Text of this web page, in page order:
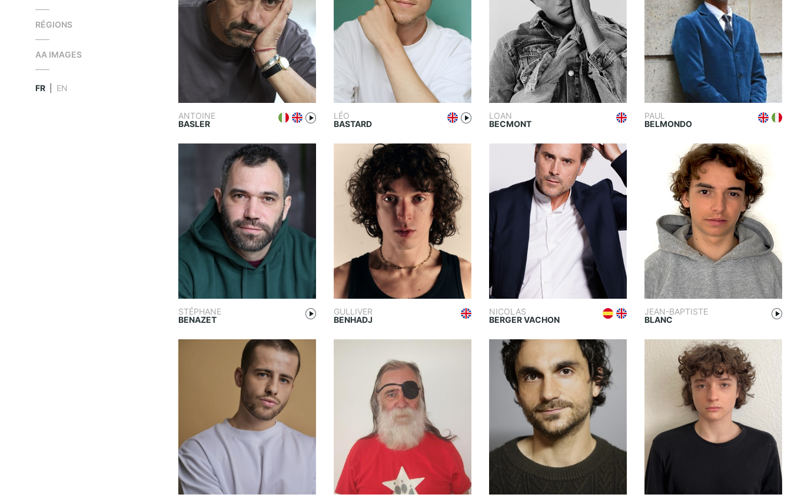
RÉGIONS
AA IMAGES
FR EN
ANTOINE
BASLER
LÉO
BASTARD
LOAN
BECMONT
PAUL
BELMONDO
STÉPHANE
BENAZET
GULLIVER
BENHADJ
NICOLAS
BERGER VACHON
JEAN-BAPTISTE
BLANC